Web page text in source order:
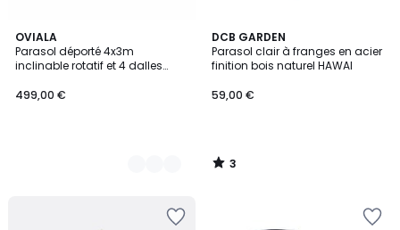
OVIALA
Parasol déporté 4x3m
inclinable rotatif et 4 dalles
499,00 €
3
Couleurs
DCB GARDEN
Parasol clair à franges en acier
finition bois naturel HAWAI
59,00 €
3
/
5
3
/